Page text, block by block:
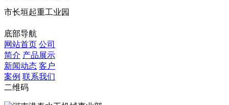
市长垣起重工业园
底部导航
网站首页 公司
简介 产品展示
新闻动态 客户
案例 联系我们
二维码